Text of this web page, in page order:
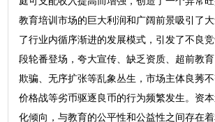
教育培训市场的巨大利润和广阔前景吸引了
了行业内循序渐进的发展模式，引发了不良
段轮番登场，夸大宣传、缺乏资质、超前教
欺骗、无序扩张等乱象丛生，市场主体良莠不
价格战等劣币驱逐良币的行为频繁发生。资
化倾向，与教育的公平性和公益性之间存在